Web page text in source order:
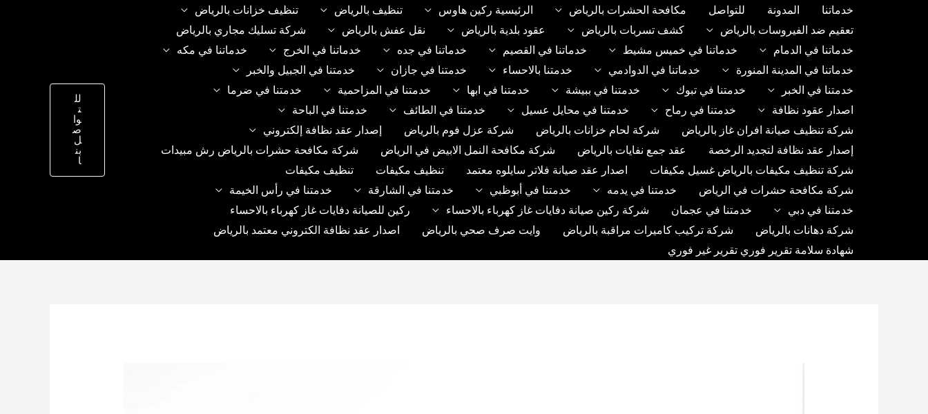
خدماتنا المدونة للتواصل مكافحة الحشرات بالرياض الرئيسية ركين هاوس تنظيف بالرياض
تنظيف خزانات بالرياض
تعقيم ضد الفيروسات بالرياض
كشف تسربات بالرياض عقود بلدية بالرياض نقل عفش بالرياض
شركة تسليك مجاري بالرياض
خدماتنا في الدمام
خدماتنا في خميس مشيط خدماتنا في القصيم خدماتنا في جده خدماتنا في الخرج
خدماتنا في مكه
خدماتنا في المدينة المنورة
خدماتنا في الدوادمي خدمتنا بالاحساء خدمتنا في جازان
خدمتنا في الجبيل والخبر
خدمتنا في الخبر
خدمتنا في تبوك خدمتنا في ببيشة خدمتنا في ابها خدمتنا في المزاحمية
خدمتنا في ضرما
اصدار عقود نظافة
خدمتنا في رماح خدمتنا في محايل عسيل خدمتنا في الطائف
خدمتنا في الباحة
شركة تنظيف صيانة افران غاز بالرياض
شركة لحام خزانات بالرياض شركة عزل فوم بالرياض
إصدار عقد نظافة إلكتروني
إصدار عقد نظافة لتجديد الرخصة
عقد جمع نفايات بالرياض شركة مكافحة النمل الابيض في الرياض
شركة مكافحة حشرات بالرياض رش مبيدات
شركة تنظيف مكيفات بالرياض غسيل مكيفات
اصدار عقد صيانة فلاتر سايلوه معتمد تنظيف مكيفات
تنظيف مكيفات
شركة مكافحة حشرات في الرياض
خدمتنا في يدمه خدمتنا في أبوظبي خدمتنا في الشارقة
خدمتنا في رأس الخيمة
خدمتنا في دبي
خدمتنا في عجمان شركة ركين صيانة دفايات غاز كهرباء بالاحساء
ركين للصيانة دفايات غاز كهرباء بالاحساء
شركة دهانات بالرياض
شركة تركيب كاميرات مراقبة بالرياض وايت صرف صحي بالرياض
اصدار عقد نظافة الكتروني معتمد بالرياض
شهادة سلامة تقرير فوري تقرير غير فوري
لل
ت
وا
ص
ل
بن
ا